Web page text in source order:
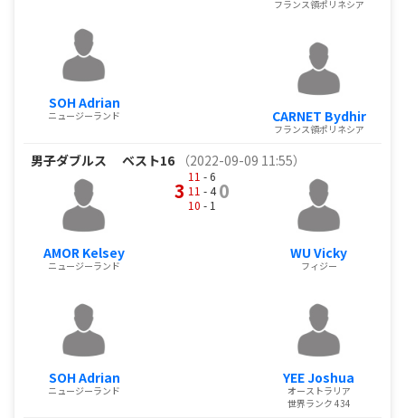
SOH Adrian
ニュージーランド
フランス領ポリネシア
CARNET Bydhir
フランス領ポリネシア
男子ダブルス ベスト16 （2022-09-09 11:55）
AMOR Kelsey
ニュージーランド
SOH Adrian
ニュージーランド
3
11 - 6
11 - 4
10 - 1
0
WU Vicky
フィジー
YEE Joshua
オーストラリア
世界ランク 434